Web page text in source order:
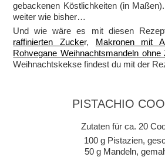
gebackenen Köstlichkeiten (in
weiter wie bisher…
Und wie wäre es mit diesen
raffinierten Zucker, Makronen mit
Rohvegane Weihnachtsmandeln ohne
Weihnachtskekse findest du mit der
PISTACHIO
Zutaten für ca. 20
100 g Pistazien,
50 g Mandeln,